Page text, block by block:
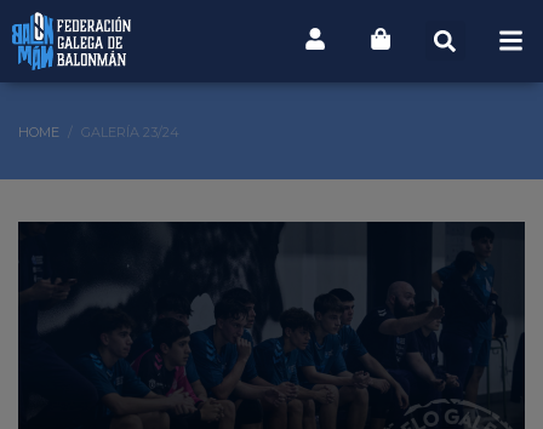
HOME GALERÍA 23/24